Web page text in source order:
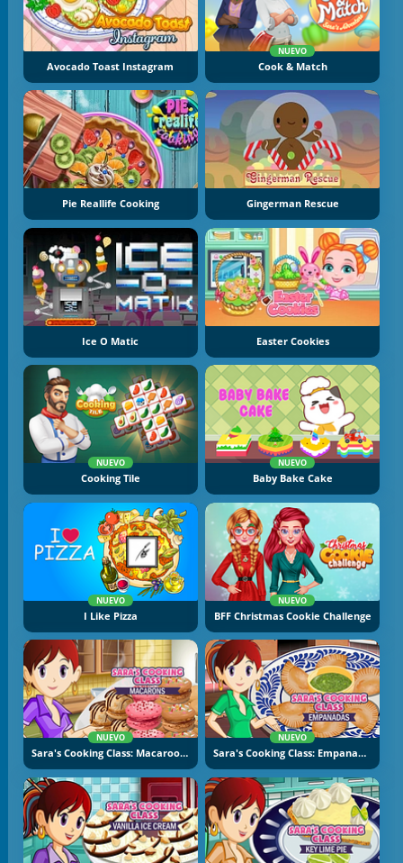
Avocado Toast Instagram
NUEVO
Cook & Match
Pie Reallife Cooking Gingerman Rescue
Ice O Matic Easter Cookies
NUEVO
Cooking Tile
NUEVO
Baby Bake Cake
NUEVO
I Like Pizza
NUEVO
BFF Christmas Cookie Challenge
NUEVO
Sara's Cooking Class: Macaroons
NUEVO
Sara's Cooking Class: Empanadas